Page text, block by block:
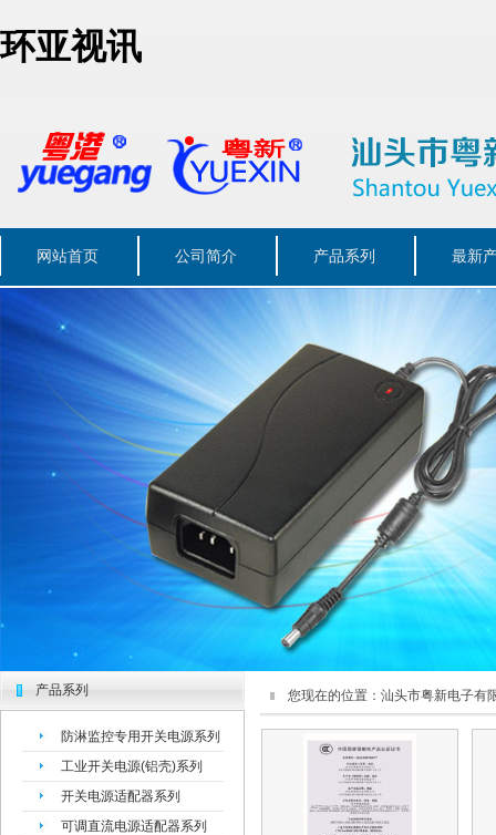
环亚视讯
网站首页 公司简介 产品系列 最新
联系我们
产品系列
防淋监控专用开关电源系列
工业开关电源(铝壳)系列
开关电源适配器系列
可调直流电源适配器系列
您现在的位置： 汕头市粤新电子有